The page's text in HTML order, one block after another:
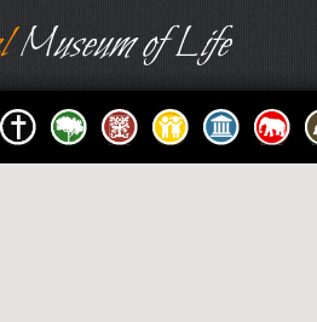
Museum of Life